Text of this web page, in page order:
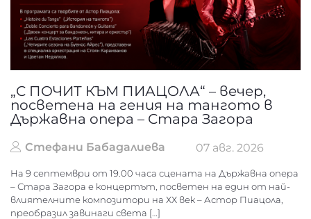
„С ПОЧИТ КЪМ ПИАЦОЛА“ – вечер,
посветена на гения на тангото в
Държавна опера – Стара Загора
Стефани Бабадалиева 07 авг. 2026
На 9 септември от 19.00 часа сцената на Държавна опера
– Стара Загора е концертът, посветен на един от най-
влиятелните композитори на ХХ век – Астор Пиацола,
преобразил завинаги света […]